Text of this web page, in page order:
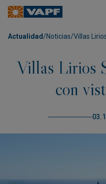
Actualidad /Noticias/Villas
Villas Lirios
con